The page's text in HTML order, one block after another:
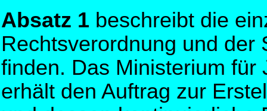
Absatz 1 beschreibt die
Rechtsverordnung und der
finden. Das Ministerium für
erhält den Auftrag zur